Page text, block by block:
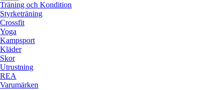
Träning och Kondition
Styrketräning
Crossfit
Yoga
Kampsport
Kläder
Skor
Utrustning
REA
Varumärken